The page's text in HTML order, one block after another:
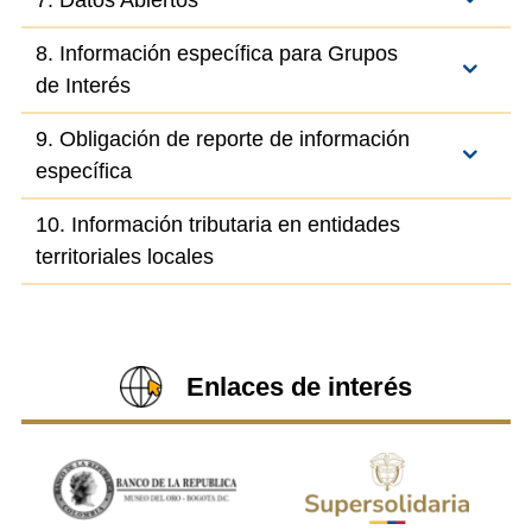
8. Información específica para Grupos
de Interés
9. Obligación de reporte de información
específica
10. Información tributaria en entidades
territoriales locales
Enlaces de interés